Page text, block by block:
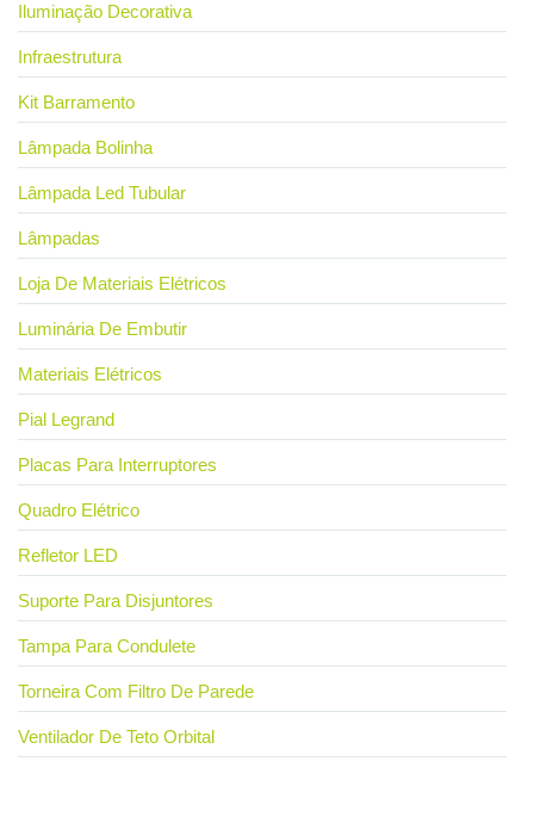
Iluminação Decorativa
Infraestrutura
Kit Barramento
Lâmpada Bolinha
Lâmpada Led Tubular
Lâmpadas
Loja De Materiais Elétricos
Luminária De Embutir
Materiais Elétricos
Pial Legrand
Placas Para Interruptores
Quadro Elétrico
Refletor LED
Suporte Para Disjuntores
Tampa Para Condulete
Torneira Com Filtro De Parede
Ventilador De Teto Orbital